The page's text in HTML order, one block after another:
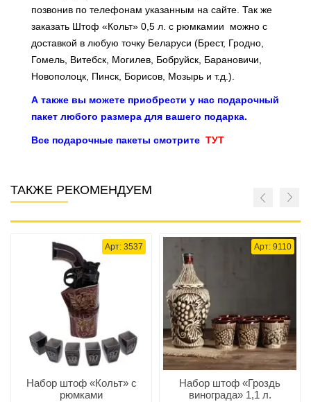
позвонив по телефонам указанным на сайте. Так же
заказать Штоф «Кольт» 0,5 л. с рюмкамии можно с
доставкой в любую точку Беларуси (Брест, Гродно,
Гомель, Витебск, Могилев, Бобруйск, Барановичи,
Новополоцк, Пинск, Борисов, Мозырь и т.д.).
А также вы можете приобрести у нас подарочный
пакет любого размера для вашего подарка.
Все подарочные пакеты смотрите ТУТ
ТАКЖЕ РЕКОМЕНДУЕМ
Арт: 3537
Набор штоф «Кольт» с
рюмками
Арт: 9110
Набор штоф «Гроздь
винограда» 1,1 л.